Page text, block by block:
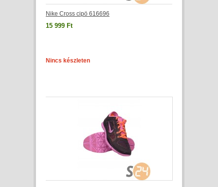
Nike Cross cipö 616696
15 999 Ft
Nincs készleten